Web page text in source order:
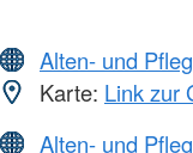
Alten- und
Karte: Link zur
Alten- und